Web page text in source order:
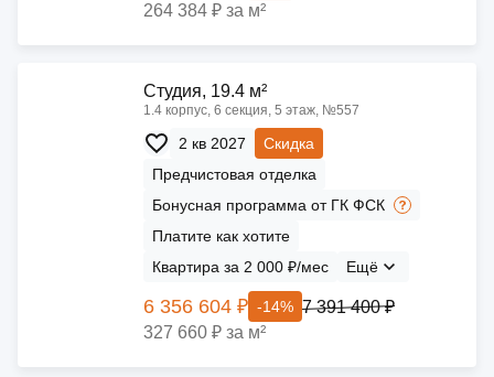
264 384 ₽ за м²
Cтудия, 19.4 м²
1.4 корпус, 6 секция, 5 этаж, №557
2 кв 2027
Скидка
Предчистовая отделка
Бонусная программа от ГК ФСК
Платите как хотите
Квартира за 2 000 ₽/мес
Ещё
6 356 604 ₽ -14% 7 391 400 ₽
327 660 ₽ за м²